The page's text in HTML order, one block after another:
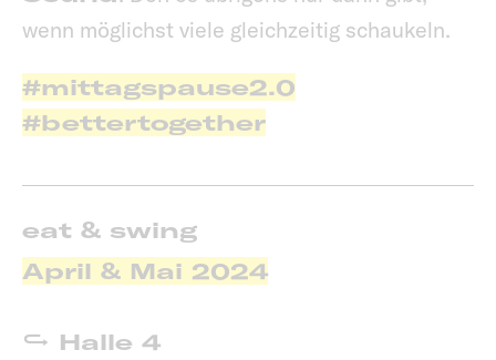
eat & swing
April & Mai 2024
Halle 4
wenn möglichst viele gleichzeitig schaukeln.
#mittagspause2.0
#bettertogether